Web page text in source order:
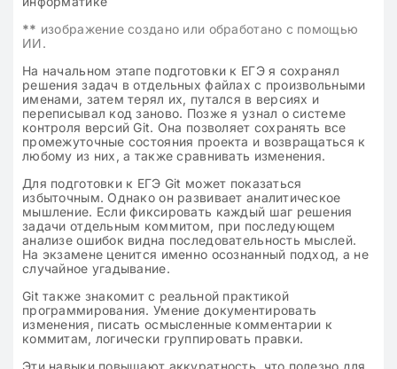
** изображение создано или обработано с помощью
ИИ.
На начальном этапе подготовки к ЕГЭ я сохранял
решения задач в отдельных файлах с произвольными
именами, затем терял их, путался в версиях и
переписывал код заново. Позже я узнал о системе
контроля версий Git. Она позволяет сохранять все
промежуточные состояния проекта и возвращаться к
любому из них, а также сравнивать изменения.
Для подготовки к ЕГЭ Git может показаться
избыточным. Однако он развивает аналитическое
мышление. Если фиксировать каждый шаг решения
задачи отдельным коммитом, при последующем
анализе ошибок видна последовательность мыслей.
На экзамене ценится именно осознанный подход, а не
случайное угадывание.
Git также знакомит с реальной практикой
программирования. Умение документировать
изменения, писать осмысленные комментарии к
коммитам, логически группировать правки.
Эти навыки повышают аккуратность, что полезно для